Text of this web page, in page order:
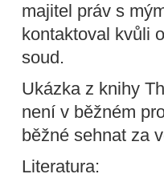
majitel práv s
kontaktoval kvůli
soud.
Ukázka z knihy
není v běžném
běžné sehnat za
Literatura: